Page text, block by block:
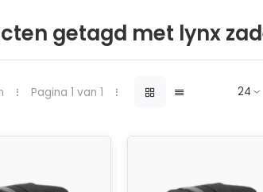
getagd met lynx
Pagina 1 van 1